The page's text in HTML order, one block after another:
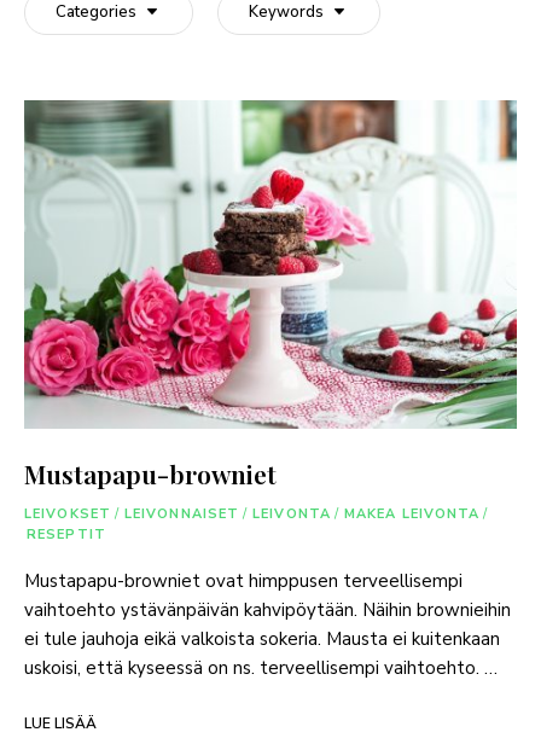
Categories Keywords
Mustapapu-browniet
LEIVOKSET / LEIVONNAISET / LEIVONTA / MAKEA LEIVONTA /
RESEPTIT
Mustapapu-browniet ovat himppusen terveellisempi
vaihtoehto ystävänpäivän kahvipöytään. Näihin brownieihin
ei tule jauhoja eikä valkoista sokeria. Mausta ei kuitenkaan
uskoisi, että kyseessä on ns. terveellisempi vaihtoehto. …
LUE LISÄÄ